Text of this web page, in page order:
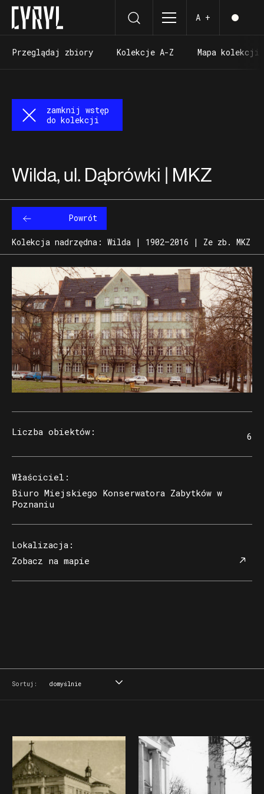
A +
Przeglądaj zbiory
Kolekcje A-Z
Mapa kolekcji
Mapa kolekcji
Wilda, ul. Dąbrówki | MKZ
zamknij wstęp
do kolekcji
Powrót
Kolekcja nadrzędna: Wilda | 1902–2016 | Ze zb. MKZ
Liczba obiektów : 6
Właściciel :
Biuro Miejskiego Konserwatora Zabytków w
Poznaniu
Lokalizacja :
Zobacz na mapie
Sortuj:
domyślnie